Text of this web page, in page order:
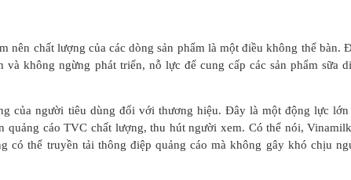
nên chất lượng của các dòng sản phẩm là một điều không thể bàn.
không ngừng phát triển, nỗ lực để cung cấp các sản phẩm sữa
của người tiêu dùng đối với thương hiệu. Đây là một động lực lớn
quảng cáo TVC chất lượng, thu hút người xem. Có thể nói,
có thể truyền tải thông điệp quảng cáo mà không gây khó chịu